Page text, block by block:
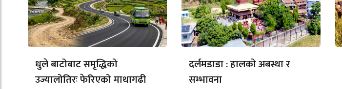
धुले बाटोबाट समृद्धिको
उज्यालोतिरः फेरिएको माथागढी
दर्लमडाडा : हालको अबस्था र
सम्भावना